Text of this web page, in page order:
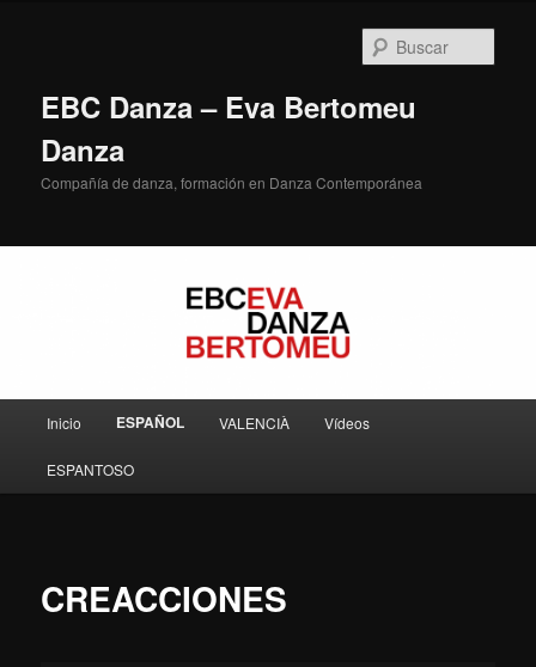
EBC Danza – Eva Bertomeu
Danza
Compañía de danza, formación en Danza Contemporánea
Inicio ESPAÑOL VALENCIÀ Vídeos
ESPANTOSO
CREACCIONES